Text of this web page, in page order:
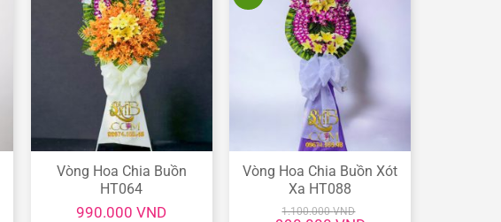
Vòng Hoa Chia Buồn
HT064
990.000VND
Vòng Hoa Chia Buồn Xót
Xa HT088
1.100.000VND